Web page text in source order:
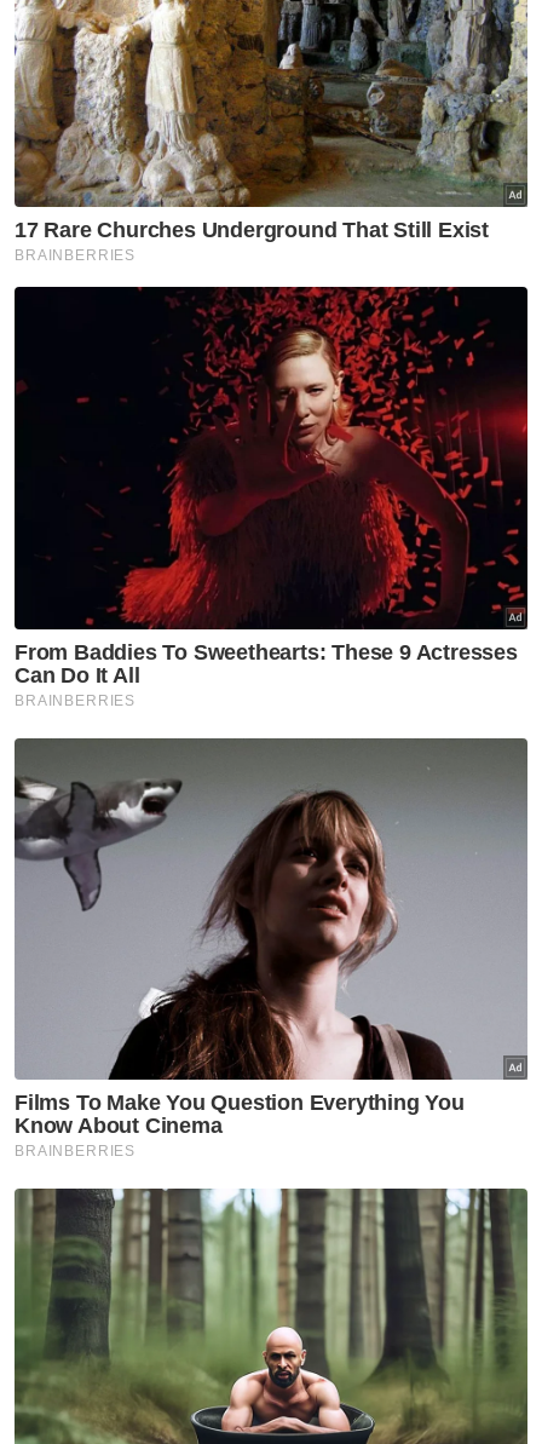
Muat turun aplikasi Sinar Harian.Klik di sini!
Fahmi Fadzil
Pemindahan Kuil
Jalan Masjid India
Berita Paling Hangat
Artikel Disyorkan
Harap pengumuman PM fokus
tiga komponen utama
melibatkan struktur ATM -
Menteri Pertahanan
Tindakan sita kontena muatan
ke Israel bukti ketegasan
Malaysia - Anwar
Nasional
JMD 2026 perkasa rakyat ke
arah negara AI
Nasional
bulan ini – Mohamad Sabu